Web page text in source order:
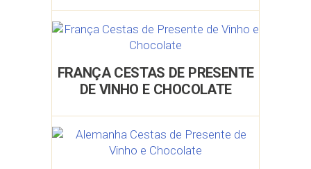
FRANÇA CESTAS DE PRESENTE
DE VINHO E CHOCOLATE